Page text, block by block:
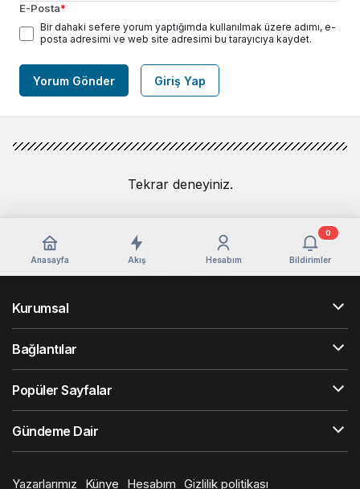
E-Posta*
Bir dahaki sefere yorum yaptığımda kullanılmak üzere adımı, e-
posta adresimi ve web site adresimi bu tarayıcıya kaydet.
Yorum Gönder Giriş Yap
Tekrar deneyiniz.
Anasayfa Akış Hesabım Bildirimler
0
Kurumsal
Bağlantılar
Popüler Sayfalar
Gündeme Dair
Yazarlarımız Künye Hesabım Gizlilik politikası